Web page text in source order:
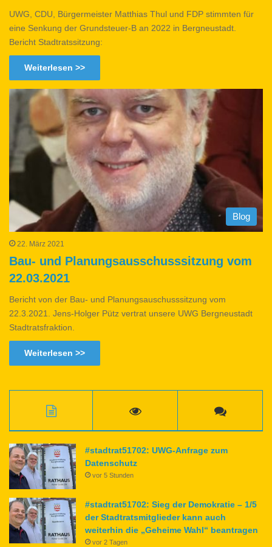
UWG, CDU, Bürgermeister Matthias Thul und FDP stimmten für
eine Senkung der Grundsteuer-B an 2022 in Bergneustadt.
Bericht Stadtratssitzung:
Weiterlesen >>
Blog
22. März 2021
Bau- und Planungsausschusssitzung vom
22.03.2021
Bericht von der Bau- und Planungsauschusssitzung vom
22.3.2021. Jens-Holger Pütz vertrat unsere UWG Bergneustadt
Stadtratsfraktion.
Weiterlesen >>
#stadtrat51702: UWG-Anfrage zum
Datenschutz
vor 5 Stunden
#stadtrat51702: Sieg der Demokratie – 1/5
der Stadtratsmitglieder kann auch
weiterhin die „Geheime Wahl“ beantragen
vor 2 Tagen